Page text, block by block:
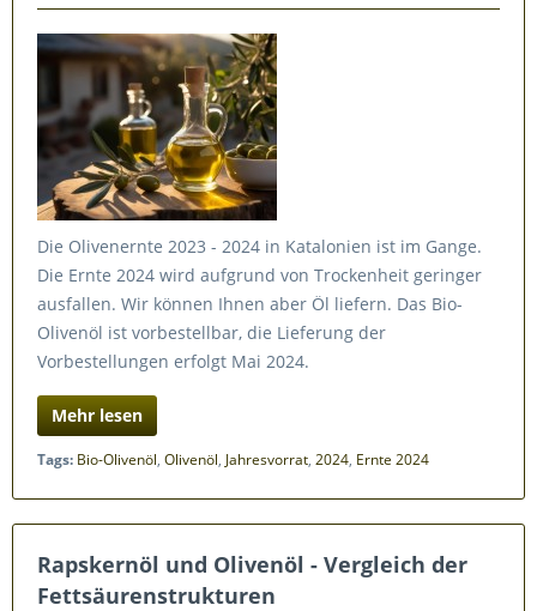
Die Olivenernte 2023 - 2024 in Katalonien ist im Gange.
Die Ernte 2024 wird aufgrund von Trockenheit geringer
ausfallen. Wir können Ihnen aber Öl liefern. Das Bio-
Olivenöl ist vorbestellbar, die Lieferung der
Vorbestellungen erfolgt Mai 2024.
Mehr lesen
Tags: Bio-Olivenöl, Olivenöl, Jahresvorrat, 2024, Ernte 2024
Rapskernöl und Olivenöl - Vergleich der
Fettsäurenstrukturen